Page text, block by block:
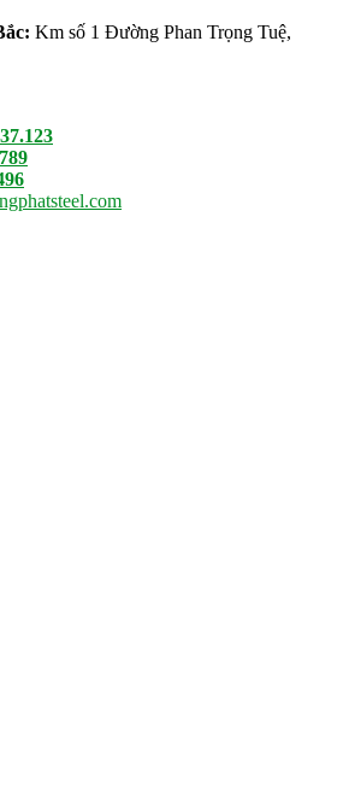
Km số 1 Đường Phan Trọng Tuệ,